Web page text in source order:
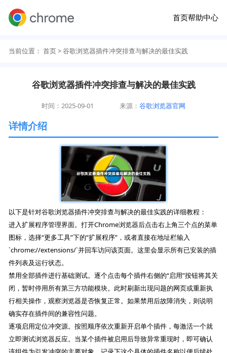
首页帮助中心
当前位置： 首页> 谷歌浏览器插件冲突排查与解决的最佳实践
谷歌浏览器插件冲突排查与解决的最佳实践
时间：2025-09-01 来源：谷歌浏览器官网
详情介绍
以下是针对谷歌浏览器插件冲突排查与解决的最佳实践的详细教程：
进入扩展程序管理界面。打开Chrome浏览器后点击右上角三个点的菜单
图标，选择“更多工具”下的“扩展程序”，或者直接在地址栏输入
`chrome://extensions/`并回车访问该页面。这里会显示所有已安装的插
件列表及运行状态。
禁用全部插件进行基础测试。逐个点击每个插件右侧的“启用”按钮将其关
闭，暂时停用所有第三方功能模块。此时刷新出现问题的网页或重新执
行相关操作，观察浏览器是否恢复正常。如果禁用后故障消失，则说明
确实存在插件间的兼容性问题。
逐项启用定位冲突源。按照顺序依次重新开启单个插件，每激活一个就
立即测试浏览器反应。当某个插件被启用后导致异常重现时，即可确认